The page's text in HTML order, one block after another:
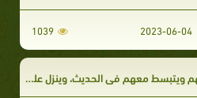
2023-06-04
1039
وينزل عليه الضيف منهم فأحسن ضيافته وإكرامه